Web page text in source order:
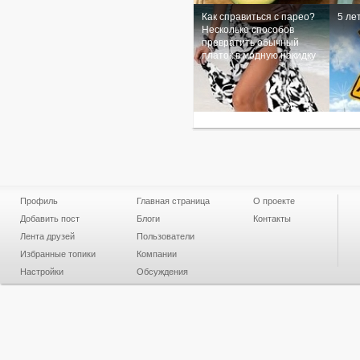
Как справиться с парео?
Несколько способов
превратить обычный
платок в модную накидку
5
Профиль
Добавить пост
Лента друзей
Избранные топики
Настройки
Главная страница
Блоги
Пользователи
Компании
Обсуждения
О проекте
Контакты